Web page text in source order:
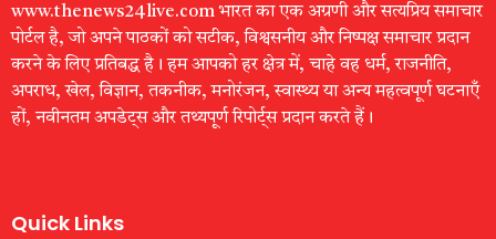
www.thenews24live.com भारत का एक अग्रणी और सत्यप्रिय समाचार
पोर्टल है, जो अपने पाठकों को सटीक, विश्वसनीय और निष्पक्ष समाचार प्रदान
करने के लिए प्रतिबद्ध है। हम आपको हर क्षेत्र में, चाहे वह धर्म, राजनीति,
अपराध, खेल, विज्ञान, तकनीक, मनोरंजन, स्वास्थ्य या अन्य महत्वपूर्ण घटनाएँ
हों, नवीनतम अपडेट्स और तथ्यपूर्ण रिपोर्ट्स प्रदान करते हैं।
Quick Links